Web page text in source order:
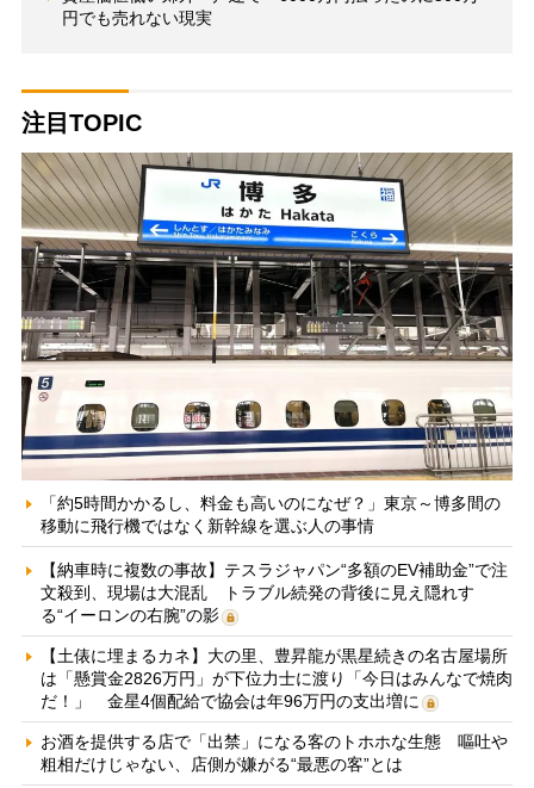
円でも売れない現実
注目TOPIC
「約5時間かかるし、料金も高いのになぜ？」東京～博多間の
移動に飛行機ではなく新幹線を選ぶ人の事情
【納車時に複数の事故】テスラジャパン“多額のEV補助金”で注
文殺到、現場は大混乱 トラブル続発の背後に見え隠れす
る“イーロンの右腕”の影
【土俵に埋まるカネ】大の里、豊昇龍が黒星続きの名古屋場所
は「懸賞金2826万円」が下位力士に渡り「今日はみんなで焼肉
だ！」 金星4個配給で協会は年96万円の支出増に
お酒を提供する店で「出禁」になる客のトホホな生態 嘔吐や
粗相だけじゃない、店側が嫌がる“最悪の客”とは